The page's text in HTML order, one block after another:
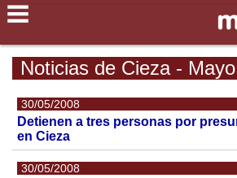
Noticias de Cieza -
30/05/2008
Detienen a tres personas por
en Cieza
30/05/2008